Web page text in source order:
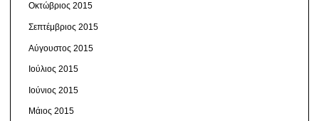
Οκτώβριος 2015
Σεπτέμβριος 2015
Αύγουστος 2015
Ιούλιος 2015
Ιούνιος 2015
Μάιος 2015